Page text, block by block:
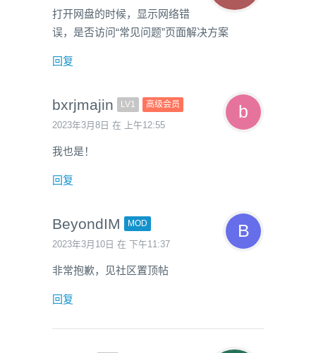
打开网盘的时候，显示网络错
误，是否访问“常见问题”页面解决方案
回复
bxrjmajin LV1 高级会员
2023年3月8日 在 上午12:55
我也是！
回复
BeyondIM MOD
2023年3月10日 在 下午11:37
非常抱歉，见社区置顶帖
回复